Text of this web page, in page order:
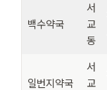
백수약국
서
교
동
일번지약국
서
교